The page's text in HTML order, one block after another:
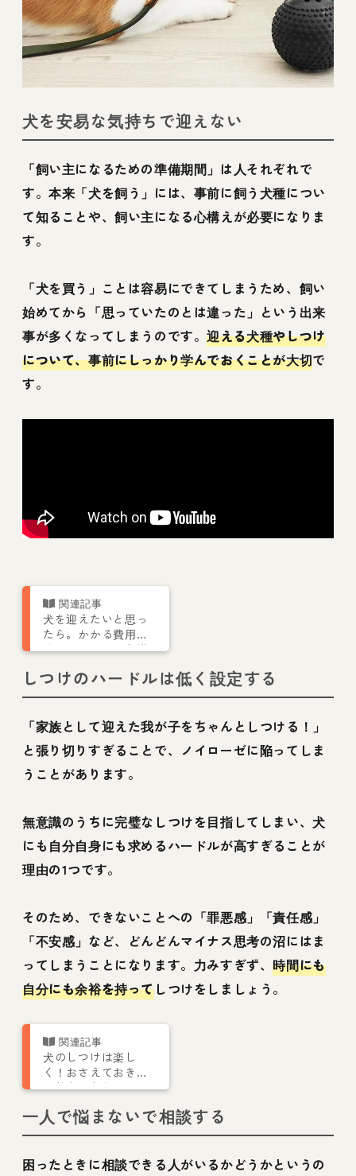
犬を安易な気持ちで迎えない
「飼い主になるための準備期間」は人それぞれで
す。本来「犬を飼う」には、事前に飼う犬種につい
て知ることや、飼い主になる心構えが必要になりま
す。
「犬を買う」ことは容易にできてしまうため、飼い
始めてから「思っていたのとは違った」という出来
事が多くなってしまうのです。迎える犬種やしつけ
について、事前にしっかり学んでおくことが大切で
す。
犬を迎えたいと思っ
たら。かかる費用や
準備するもの、心構
しつけのハードルは低く設定する
「家族として迎えた我が子をちゃんとしつける！」
と張り切りすぎることで、ノイローゼに陥ってしま
うことがあります。
無意識のうちに完璧なしつけを目指してしまい、犬
にも自分自身にも求めるハードルが高すぎることが
理由の1つです。
そのため、できないことへの「罪悪感」「責任感」
「不安感」など、どんどんマイナス思考の沼にはま
ってしまうことになります。力みすぎず、時間にも
自分にも余裕を持ってしつけをしましょう。
犬のしつけは楽し
く！おさえておきた
い基本的なしつけと
解説
一人で悩まないで相談する
困ったときに相談できる人がいるかどうかというの